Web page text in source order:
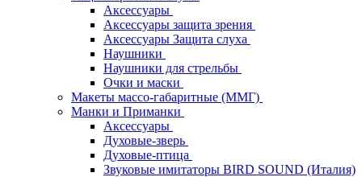
Аксессуары
Аксессуары защита зрения
Аксессуары Защита слуха
Наушники
Наушники для стрельбы
Очки и маски
Макеты массо-габаритные (ММГ)
Манки и Приманки
Аксессуары
Духовые-зверь
Духовые-птица
Звуковые имитаторы BIRD SOUND (Италия)